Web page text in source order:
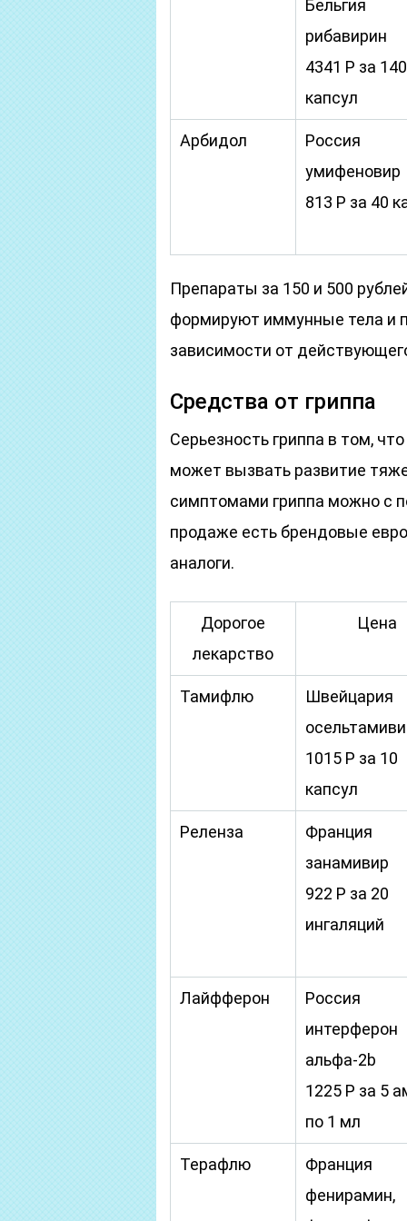
Бельгия
рибавирин
4341 Р за 140
капсул
Арбидол
Россия
умифеновир
813 Р за 40
Препараты за 150 и 500
формируют иммунные тела и
зависимости от
Средства от гриппа
Серьезность гриппа в том,
может вызвать развитие
симптомами гриппа можно с
продаже есть брендовые
аналоги.
Дорогое
лекарство
Цена
Тамифлю
Швейцария
1015 Р за 10
капсул
Реленза
Франция
занамивир
922 Р за 20
ингаляций
Лайфферон
Россия
интерферон
альфа-2b
1225 Р за 5
по 1 мл
Терафлю
Франция
фенирамин,